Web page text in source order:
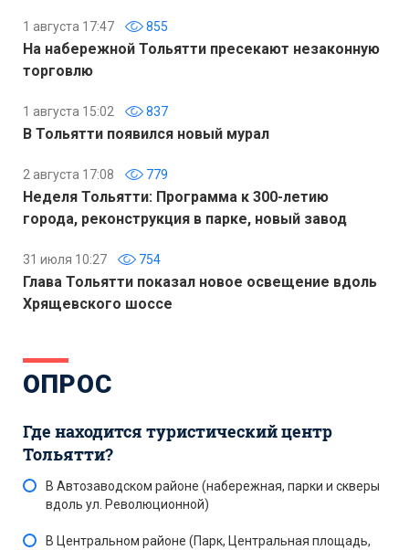
1 августа 17:47 855
На набережной Тольятти пресекают незаконную
торговлю
1 августа 15:02 837
В Тольятти появился новый мурал
2 августа 17:08 779
Неделя Тольятти: Программа к 300-летию
города, реконструкция в парке, новый завод
31 июля 10:27 754
Глава Тольятти показал новое освещение вдоль
Хрящевского шоссе
ОПРОС
Где находится туристический центр
Тольятти?
В Автозаводском районе (набережная, парки и скверы
вдоль ул. Революционной)
В Центральном районе (Парк, Центральная площадь,